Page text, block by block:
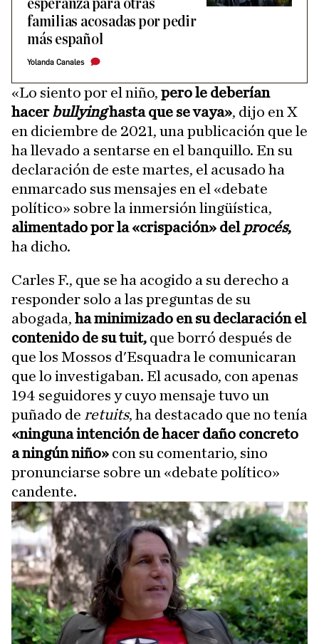
esperanza para otras
familias acosadas por pedir
más español
Yolanda Canales
«Lo siento por el niño, pero le deberían
hacerbullyinghasta que se vaya», dijo en X
en diciembre de 2021, una publicación que le
ha llevado a sentarse en el banquillo. En su
declaración de este martes, el acusado ha
enmarcado sus mensajes en el «debate
político» sobre la inmersión lingüística,
alimentado por la «crispación» del procés,
ha dicho.
Carles F., que se ha acogido a su derecho a
responder solo a las preguntas de su
abogada, ha minimizado en su declaración el
contenido de su tuit, que borró después de
que los Mossos d'Esquadra le comunicaran
que lo investigaban. El acusado, con apenas
194 seguidores y cuyo mensaje tuvo un
puñado de retuits, ha destacado que no tenía
«ninguna intención de hacer daño concreto
a ningún niño» con su comentario, sino
pronunciarse sobre un «debate político»
candente.